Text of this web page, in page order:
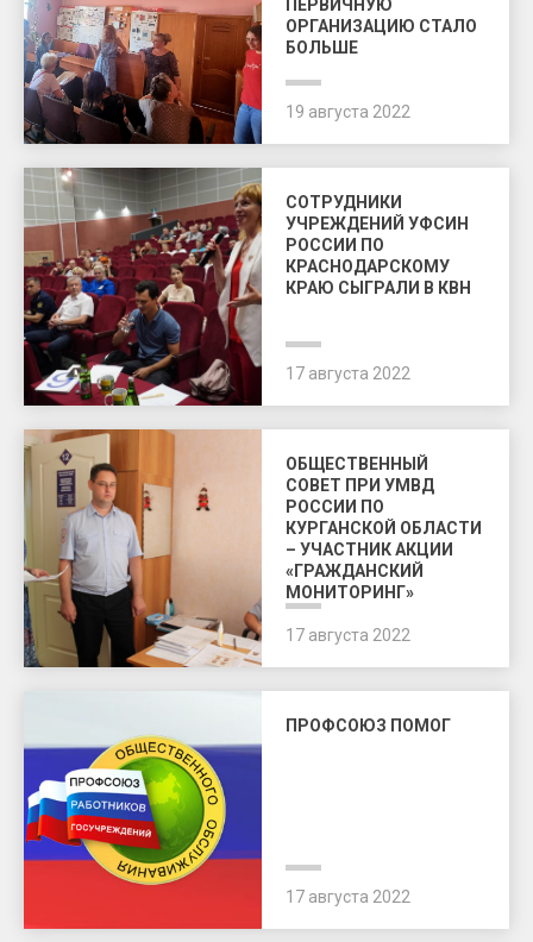
ПЕРВИЧНУЮ
ОРГАНИЗАЦИЮ СТАЛО
БОЛЬШЕ
19 августа 2022
СОТРУДНИКИ
УЧРЕЖДЕНИЙ УФСИН
РОССИИ ПО
КРАСНОДАРСКОМУ
КРАЮ СЫГРАЛИ В КВН
17 августа 2022
ОБЩЕСТВЕННЫЙ
СОВЕТ ПРИ УМВД
РОССИИ ПО
КУРГАНСКОЙ ОБЛАСТИ
– УЧАСТНИК АКЦИИ
«ГРАЖДАНСКИЙ
МОНИТОРИНГ»
17 августа 2022
ПРОФСОЮЗ ПОМОГ
17 августа 2022